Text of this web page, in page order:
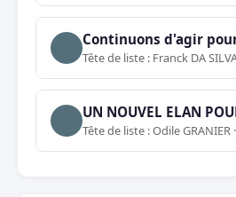
Continuons d'agir
Tête de liste : Franck DA
UN NOUVEL ELAN
Tête de liste : Odile GRANIER